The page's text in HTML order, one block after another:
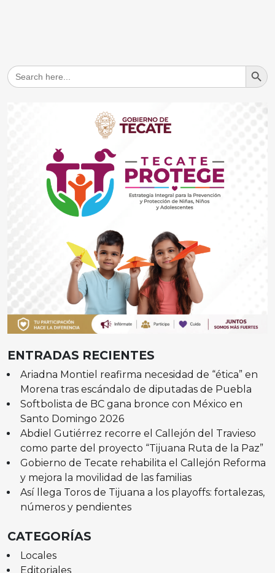
Search
for:
Search
ENTRADAS RECIENTES
Ariadna Montiel reafirma necesidad de “ética” en
Morena tras escándalo de diputadas de Puebla
Softbolista de BC gana bronce con México en
Santo Domingo 2026
Abdiel Gutiérrez recorre el Callejón del Travieso
como parte del proyecto “Tijuana Ruta de la Paz”
Gobierno de Tecate rehabilita el Callejón Reforma
y mejora la movilidad de las familias
Así llega Toros de Tijuana a los playoffs: fortalezas,
números y pendientes
CATEGORÍAS
Locales
Editoriales